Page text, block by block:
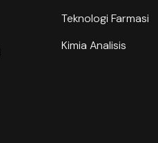
Teknologi Farmasi
Kimia Analisis